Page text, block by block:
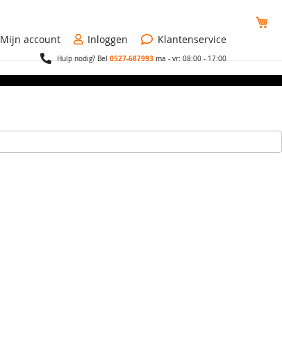
Mijn account
Inloggen Klantenservice
Hulp nodig? Bel0527-687993ma - vr: 08:00 - 17:00